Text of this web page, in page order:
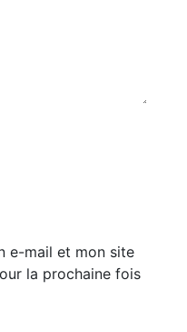
e-mail et mon site
la prochaine fois